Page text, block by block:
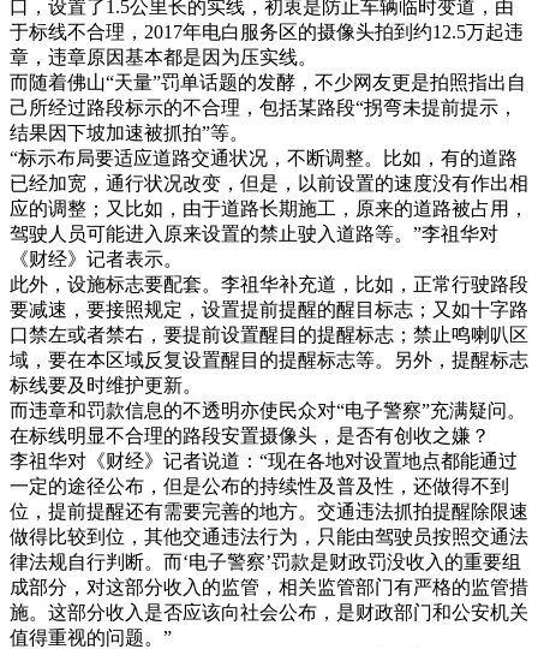
口，设置了1.5公里长的实线，初衷是防止车辆临时变道，由
于标线不合理，2017年电白服务区的摄像头拍到约12.5万起违
章，违章原因基本都是因为压实线。
而随着佛山“天量”罚单话题的发酵，不少网友更是拍照指出自
己所经过路段标示的不合理，包括某路段“拐弯未提前提示，
结果因下坡加速被抓拍”等。
“标示布局要适应道路交通状况，不断调整。比如，有的道路
已经加宽，通行状况改变，但是，以前设置的速度没有作出相
应的调整；又比如，由于道路长期施工，原来的道路被占用，
驾驶人员可能进入原来设置的禁止驶入道路等。”李祖华对
《财经》记者表示。
此外，设施标志要配套。李祖华补充道，比如，正常行驶路段
要减速，要接照规定，设置提前提醒的醒目标志；又如十字路
口禁左或者禁右，要提前设置醒目的提醒标志；禁止鸣喇叭区
域，要在本区域反复设置醒目的提醒标志等。另外，提醒标志
标线要及时维护更新。
而违章和罚款信息的不透明亦使民众对“电子警察”充满疑问。
在标线明显不合理的路段安置摄像头，是否有创收之嫌？
李祖华对《财经》记者说道：“现在各地对设置地点都能通过
一定的途径公布，但是公布的持续性及普及性，还做得不到
位，提前提醒还有需要完善的地方。交通违法抓拍提醒除限速
做得比较到位，其他交通违法行为，只能由驾驶员按照交通法
律法规自行判断。而‘电子警察’罚款是财政罚没收入的重要组
成部分，对这部分收入的监管，相关监管部门有严格的监管措
施。这部分收入是否应该向社会公布，是财政部门和公安机关
值得重视的问题。”